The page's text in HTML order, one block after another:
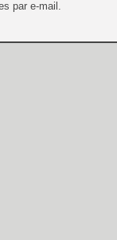
par e-mail.